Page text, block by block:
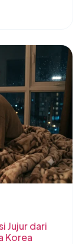
Jujur dari
Korea